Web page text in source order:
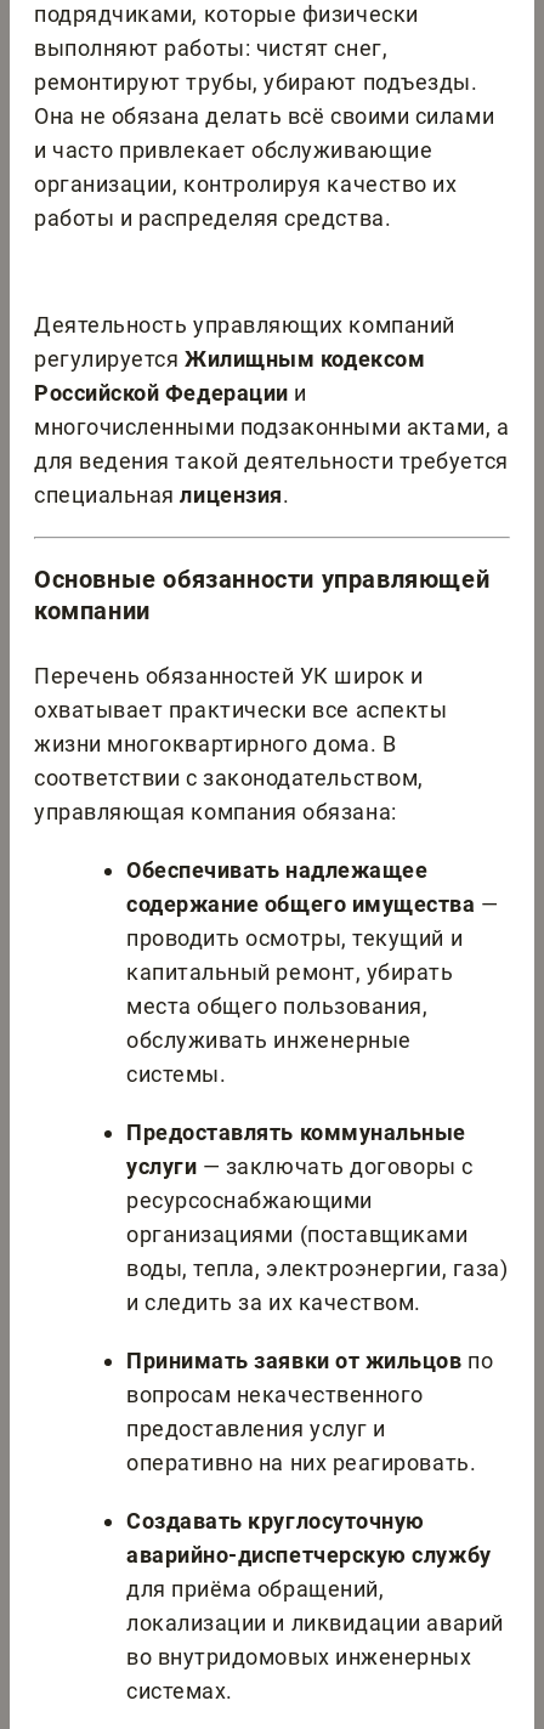
подрядчиками, которые физически
выполняют работы: чистят снег,
ремонтируют трубы, убирают подъезды.
Она не обязана делать всё своими силами
и часто привлекает обслуживающие
организации, контролируя качество их
работы и распределяя средства.
Деятельность управляющих компаний
регулируетсяЖилищным кодексом
Российской Федерации и
многочисленными подзаконными актами, а
для ведения такой деятельности требуется
специальнаялицензия.
Основные обязанности управляющей
компании
Перечень обязанностей УК широк и
охватывает практически все аспекты
жизни многоквартирного дома. В
соответствии с законодательством,
управляющая компания обязана:
Обеспечивать надлежащее
содержание общего имущества —
проводить осмотры, текущий и
капитальный ремонт, убирать
места общего пользования,
обслуживать инженерные
системы.
Предоставлять коммунальные
услуги — заключать договоры с
ресурсоснабжающими
организациями (поставщиками
воды, тепла, электроэнергии, газа)
и следить за их качеством.
Принимать заявки от жильцов по
вопросам некачественного
предоставления услуг и
оперативно на них реагировать.
Создавать круглосуточную
аварийно-диспетчерскую службу
для приёма обращений,
локализации и ликвидации аварий
во внутридомовых инженерных
системах.